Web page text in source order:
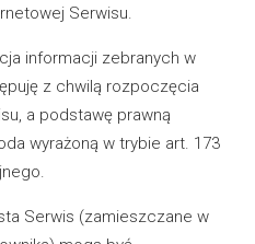
Serwisu.
informacji zebranych w
z chwilą rozpoczęcia
a podstawę prawną
wyrażoną w trybie art. 173
Serwis (zamieszczane w